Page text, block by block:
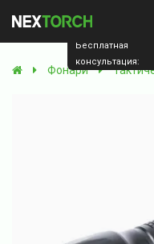
Фонари
Бесплатная
консультация: